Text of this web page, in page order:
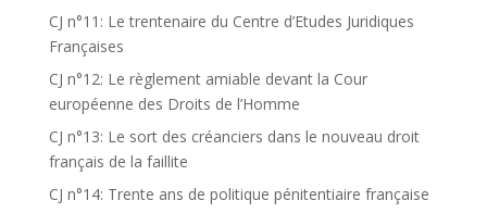
CJ n°11: Le trentenaire du Centre d’Etudes Juridiques
Françaises
CJ n°12: Le règlement amiable devant la Cour
européenne des Droits de l’Homme
CJ n°13: Le sort des créanciers dans le nouveau droit
français de la faillite
CJ n°14: Trente ans de politique pénitentiaire française